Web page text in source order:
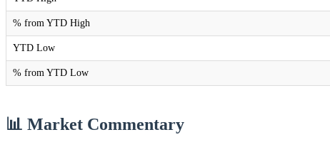
% from YTD High
YTD Low
% from YTD Low
📊 Market Commentary